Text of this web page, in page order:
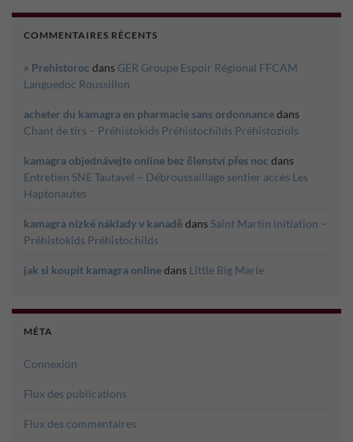
COMMENTAIRES RÉCENTS
» Prehistoroc dans GER Groupe Espoir Régional FFCAM
Languedoc Roussillon
acheter du kamagra en pharmacie sans ordonnancedans
Chant de tirs – Préhistokids Préhistochilds Préhistoziols
kamagra objednávejte online bez členství přes noc dans
Entretien SNE Tautavel – Débroussaillage sentier accès Les
Haptonautes
kamagra nízké náklady v kanadě dans Saint Martin initiation –
Préhistokids Préhistochilds
jak si koupit kamagra onlinedans Little Big Marie
MÉTA
Connexion
Flux des publications
Flux des commentaires